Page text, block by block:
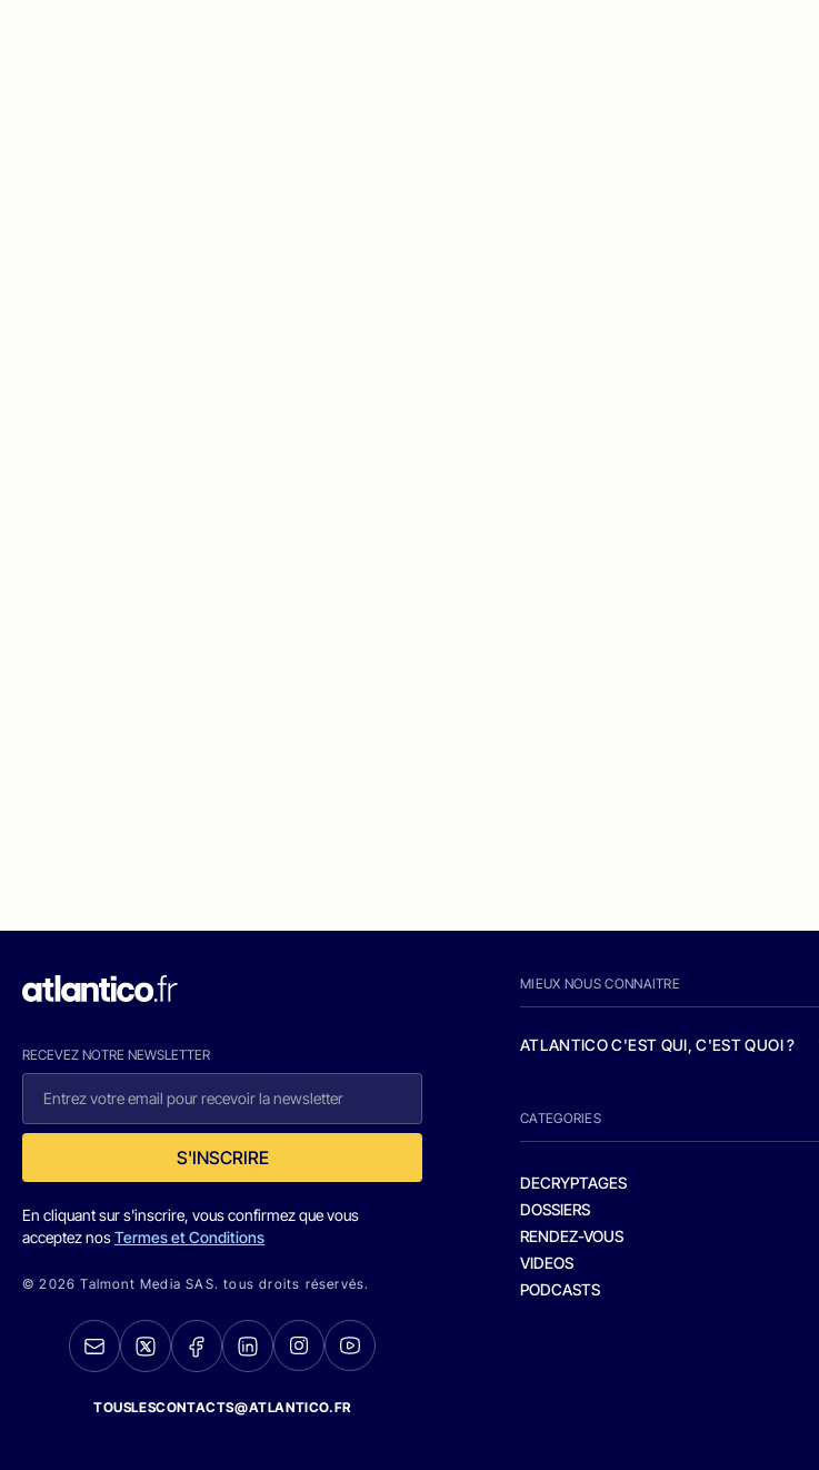
RECEVEZ NOTRE NEWSLETTER
S'INSCRIRE
En cliquant sur s'inscrire, vous confirmez que vous
acceptez nosTermes et Conditions
© 2026 Talmont Media SAS. tous droits réservés.
TOUSLESCONTACTS@ATLANTICO.FR
MIEUX NOUS CONNAITRE
ATLANTICO C'EST QUI, C'EST QUOI ?
CATEGORIES
DECRYPTAGES
DOSSIERS
RENDEZ-VOUS
VIDEOS
PODCASTS